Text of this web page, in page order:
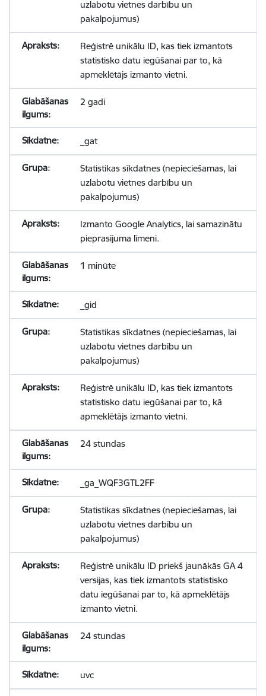
uzlabotu vietnes darbību un
pakalpojumus)
Reģistrē unikālu ID, kas tiek izmantots
statistisko datu iegūšanai par to, kā
apmeklētājs izmanto vietni.
2 gadi
_gat
Statistikas sīkdatnes (nepieciešamas, lai
uzlabotu vietnes darbību un
pakalpojumus)
Izmanto Google Analytics, lai samazinātu
pieprasījuma līmeni.
1 minūte
_gid
Statistikas sīkdatnes (nepieciešamas, lai
uzlabotu vietnes darbību un
pakalpojumus)
Reģistrē unikālu ID, kas tiek izmantots
statistisko datu iegūšanai par to, kā
apmeklētājs izmanto vietni.
24 stundas
_ga_WQF3GTL2FF
Statistikas sīkdatnes (nepieciešamas, lai
uzlabotu vietnes darbību un
pakalpojumus)
Reģistrē unikālu ID priekš jaunākās GA 4
versijas, kas tiek izmantots statistisko
datu iegūšanai par to, kā apmeklētājs
izmanto vietni.
24 stundas
uvc